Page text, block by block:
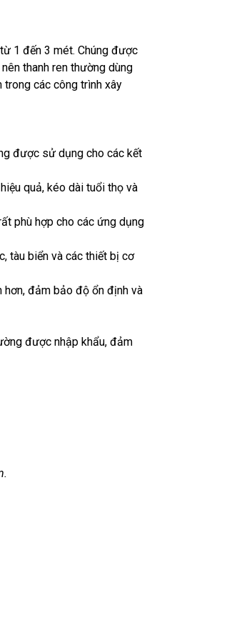
1 đến 3 mét. Chúng được
thanh ren thường dùng
trong các công trình xây
được sử dụng cho các kết
quả, kéo dài tuổi thọ và
phù hợp cho các ứng dụng
tàu biển và các thiết bị cơ
hơn, đảm bảo độ ổn định và
được nhập khẩu, đảm